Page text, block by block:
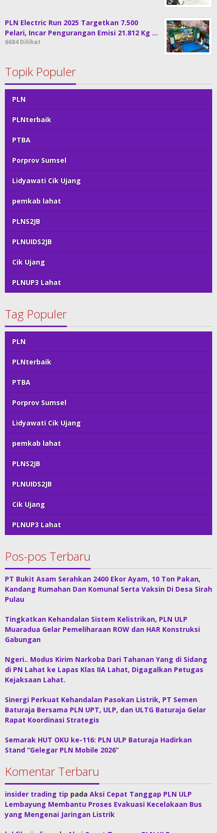
PLN Electric Run 2025 Targetkan 7.500
Pelari, Incar Pengurangan Emisi 21.812 Kg …
6684 Dilihat
Topik Populer
PLN
PLNterbaik
PTBA
Porprov Sumsel
Lidyawati Cik Ujang
pemkab lahat
PLNS2JB
PLNUIDS2JB
Cik Ujang
PLNUP3 Lahat
Tag Populer
PLN
PLNterbaik
PTBA
Porprov Sumsel
Lidyawati Cik Ujang
pemkab lahat
PLNS2JB
PLNUIDS2JB
Cik Ujang
PLNUP3 Lahat
Pos-pos Terbaru
PT Bukit Asam Serahkan 2400 Ekor Ayam, 10 Ton Pakan,
Kandang Rumahan Dan Komunal Serta Vaksin Di Desa Sirah
Pulau
Tingkatkan Kehandalan Sistem Kelistrikan, PLN ULP
Muaradua Gelar Pemeliharaan ROW dan HAR Konstruksi
Gabungan
Ngeri.. Modus Kirim Narkoba Dari Tahanan Yang di Sidang
di PN Lahat ke Lapas Klas IIA Lahat, Digagalkan Petugas
Kejaksaan Lahat.
Sinergi Perkuat Kehandalan Pasokan Listrik, PT Semen
Baturaja Bersama PLN UPT, ULP, dan ULTG Baturaja Gelar
Rapat Koordinasi Strategis
Semarak HUT OKU ke-116: PLN ULP Baturaja Hadirkan
Stand “Gelegar PLN Mobile 2026”
Komentar Terbaru
insider trading tip pada Aksi Cepat Tanggap PLN ULP
Lembayung Membantu Proses Evakuasi Kecelakaan Bus
yang Mengenai Jaringan Listrik